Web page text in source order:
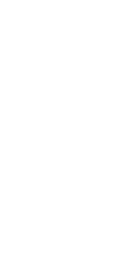
Fortzug